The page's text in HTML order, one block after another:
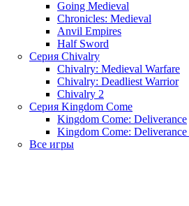
Going Medieval
Chronicles: Medieval
Anvil Empires
Half Sword
Серия Chivalry
Chivalry: Medieval Warfare
Chivalry: Deadliest Warrior
Chivalry 2
Серия Kingdom Come
Kingdom Come: Deliverance
Kingdom Come:
Все игры